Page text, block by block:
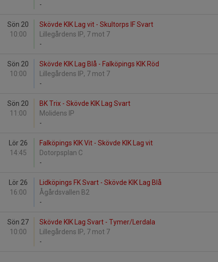
-
Sön 20
10:00
Skövde KIK Lag vit - Skultorps IF Svart
Lillegårdens IP, 7 mot 7
-
Sön 20
10:00
Skövde KIK Lag Blå - Falköpings KIK Röd
Lillegårdens IP, 7 mot 7
-
Sön 20
11:00
BK Trix - Skövde KIK Lag Svart
Molidens IP
-
Lör 26
14:45
Falköpings KIK Vit - Skövde KIK Lag vit
Dotorpsplan C
-
Lör 26
16:00
Lidköpings FK Svart - Skövde KIK Lag Blå
Ågårdsvallen B2
-
Sön 27
10:00
Skövde KIK Lag Svart - Tymer/Lerdala
Lillegårdens IP, 7 mot 7
-